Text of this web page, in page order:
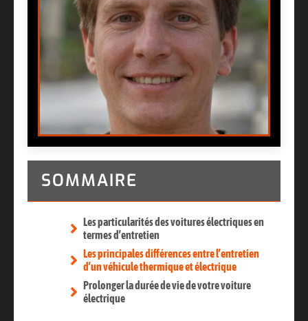
SOMMAIRE
Les particularités des voitures électriques en
termes d’entretien
Les principales différences entre l’entretien
d’un véhicule thermique et électrique
Prolonger la durée de vie de votre voiture
électrique